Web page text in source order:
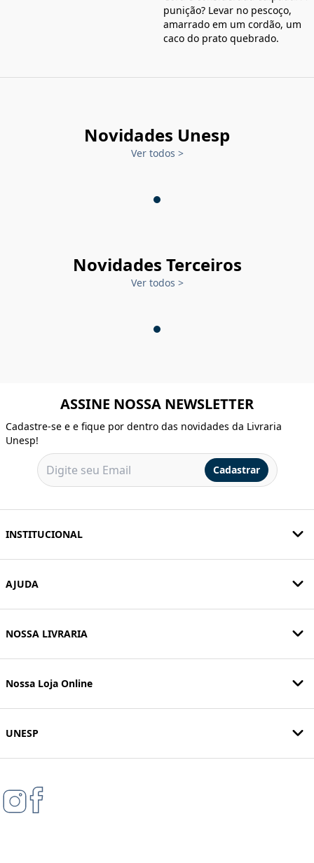
punição? Levar no pescoço,
amarrado em um cordão, um
caco do prato quebrado.
Novidades Unesp
Ver todos >
Novidades Terceiros
Ver todos >
ASSINE NOSSA NEWSLETTER
Cadastre-se e e fique por dentro das novidades da Livraria
Unesp!
Cadastrar
INSTITUCIONAL
AJUDA
NOSSA LIVRARIA
Nossa Loja Online
UNESP